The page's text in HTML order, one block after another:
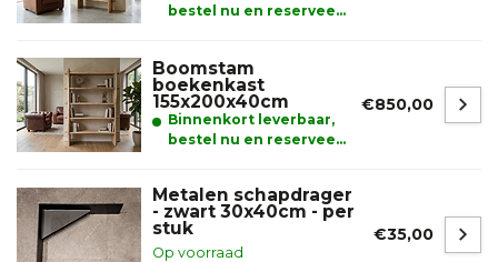
bestel nu en reserveer
Boomstam
boekenkast
155x200x40cm
Binnenkort leverbaar,
bestel nu en reserveer
€850,00
Metalen schapdrager
- zwart 30x40cm - per
stuk
Op voorraad
€35,00